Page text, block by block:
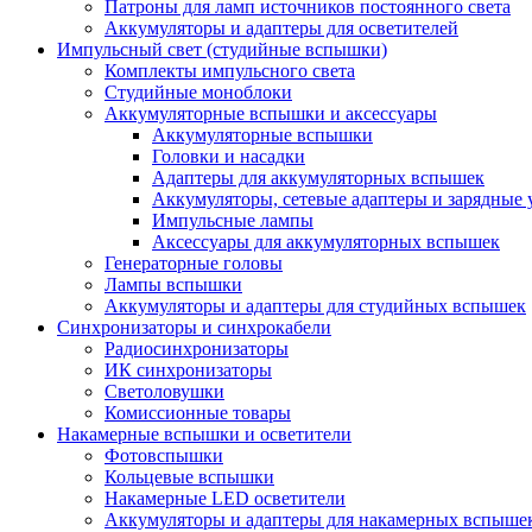
Патроны для ламп источников постоянного света
Аккумуляторы и адаптеры для осветителей
Импульсный свет (студийные вспышки)
Комплекты импульсного света
Студийные моноблоки
Аккумуляторные вспышки и аксессуары
Аккумуляторные вспышки
Головки и насадки
Адаптеры для аккумуляторных вспышек
Аккумуляторы, сетевые адаптеры и зарядные
Импульсные лампы
Аксессуары для аккумуляторных вспышек
Генераторные головы
Лампы вспышки
Аккумуляторы и адаптеры для студийных вспышек
Синхронизаторы и синхрокабели
Радиосинхронизаторы
ИК синхронизаторы
Светоловушки
Комиссионные товары
Накамерные вспышки и осветители
Фотовспышки
Кольцевые вспышки
Накамерные LED осветители
Аккумуляторы и адаптеры для накамерных